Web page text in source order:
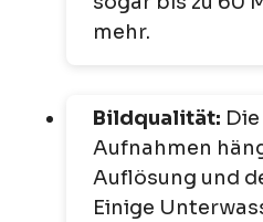
mehr.
Bildqualität:
Aufnahmen
Auflösung und
Einige